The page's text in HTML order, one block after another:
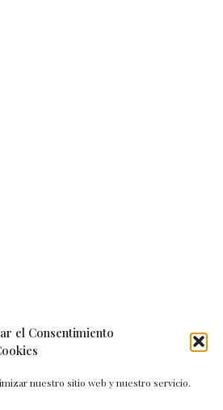
el Consentimiento
nuestro sitio web y nuestro servicio.